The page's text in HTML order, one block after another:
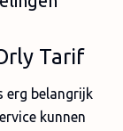
Tarif
erg belangrijk
kunnen